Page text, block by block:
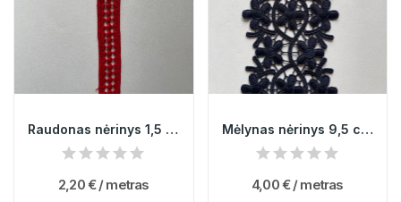
Raudonas nėrinys 1,5 cm
2,20 € / metras
Mėlynas nėrinys 9,5 cm 008773
4,00 € / metras